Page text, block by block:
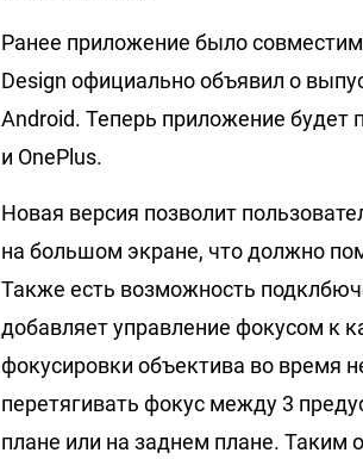
Ранее приложение было
Design официально объявил о
Android. Теперь приложение будет
и OnePlus.
Новая версия позволит
на большом экране, что должно
Также есть возможность
добавляет управление фокусом к
фокусировки объектива во время
перетягивать фокус между 3
плане или на заднем плане. Таким